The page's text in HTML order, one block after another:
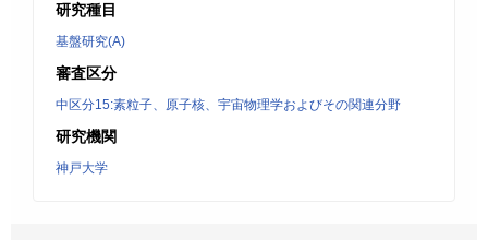
研究種目
基盤研究(A)
審査区分
中区分15:素粒子、原子核、宇宙物理学およびその関連分野
研究機関
神戸大学